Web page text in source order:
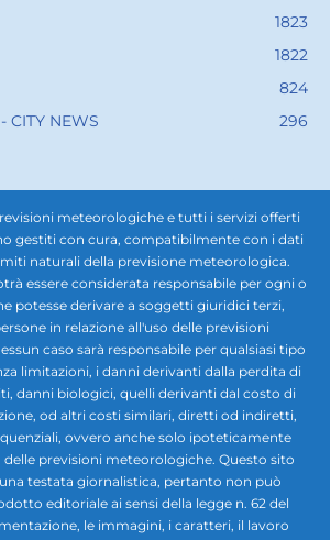
1823
1822
824
CITY NEWS
296
meteorologiche e tutti i servizi offerti
gestiti con cura, compatibilmente con i dati
naturali della previsione meteorologica.
essere considerata responsabile per ogni o
potesse derivare a soggetti giuridici terzi,
in relazione all'uso delle previsioni
caso sarà responsabile per qualsiasi tipo
limitazioni, i danni derivanti dalla perdita di
danni biologici, quelli derivanti dal costo di
od altri costi similari, diretti od indiretti,
ovvero anche solo ipoteticamente
delle previsioni meteorologiche. Questo sito
testata giornalistica, pertanto non può
editoriale ai sensi della legge n. 62 del
le immagini, i caratteri, il lavoro